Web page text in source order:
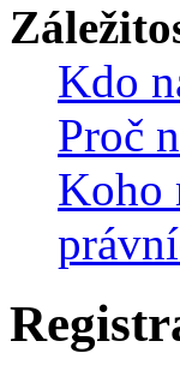
Kdo
Proč
Koho